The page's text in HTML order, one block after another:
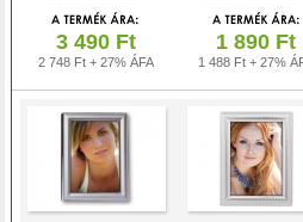
3 490 Ft
2 748 Ft + 27% ÁFA
1 890 Ft
1 488 Ft + 27%